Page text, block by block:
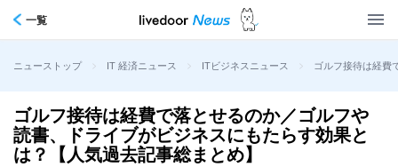
一覧
ニューストップ > IT 経済ニュース > ITビジネスニュース > ゴルフ接待は経費
ゴルフ接待は経費で落とせるのか／ゴルフや
読書、ドライブがビジネスにもたらす効果と
は？【人気過去記事総まとめ】